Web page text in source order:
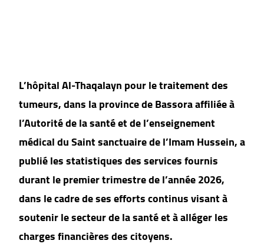
L’hôpital Al-Thaqalayn pour le traitement des
tumeurs, dans la province de Bassora affiliée à
l’Autorité de la santé et de l’enseignement
médical du Saint sanctuaire de l’Imam Hussein, a
publié les statistiques des services fournis
durant le premier trimestre de l’année 2026,
dans le cadre de ses efforts continus visant à
soutenir le secteur de la santé et à alléger les
charges financières des citoyens.